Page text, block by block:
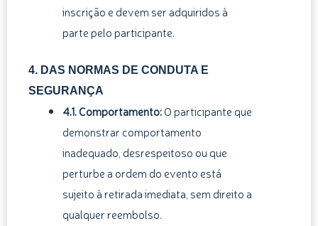
inscrição e devem ser adquiridos à
parte pelo participante.
4. DAS NORMAS DE CONDUTA E
SEGURANÇA
4.1. Comportamento:O participante que
demonstrar comportamento
inadequado, desrespeitoso ou que
perturbe a ordem do evento está
sujeito à retirada imediata, sem direito a
qualquer reembolso.